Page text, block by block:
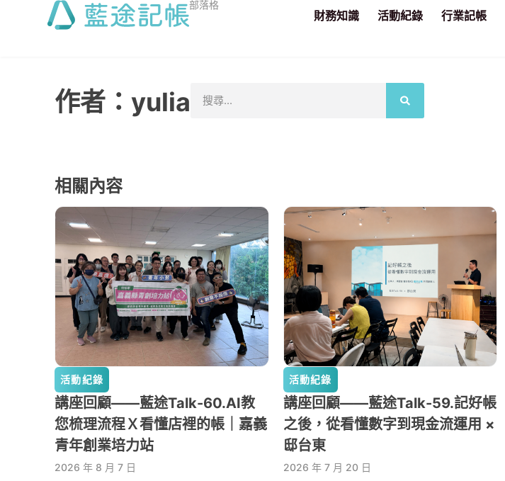
部落格
財務知識 活動紀錄 行業記帳
作者：yulia
相關內容
活動紀錄
講座回顧——藍途Talk-60.AI教
您梳理流程Ｘ看懂店裡的帳｜嘉義
青年創業培力站
2026 年 8 月 7 日
活動紀錄
講座回顧——藍途Talk-59.記好帳
之後，從看懂數字到現金流運用 ×
邸台東
2026 年 7 月 20 日